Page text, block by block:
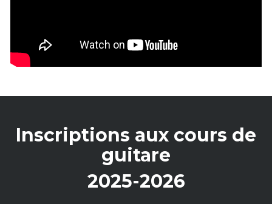
Inscriptions aux cours de
guitare
2025-2026